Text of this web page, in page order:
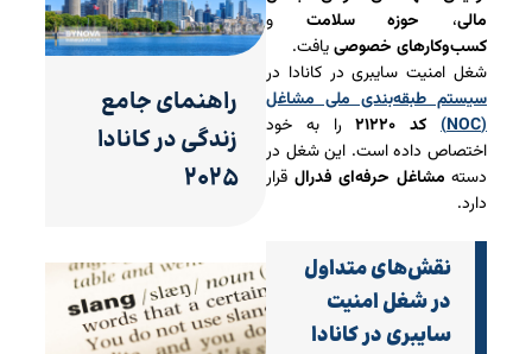
مالی، حوزه سلامت و
کسب‌وکارهای خصوصییافت.
شغل امنیت سایبری در کانادا در
سیستم طبقه‌بندی ملی مشاغل
(NOC)
کد ۲۱۲۲۰
را به خود
اختصاص داده است. این شغل در
دسته مشاغل حرفه‌ای فدرال قرار
دارد.
نقش‌های متداول
در شغل امنیت
سایبری در کانادا
راهنمای جامع
زندگی در کانادا
۲۰۲۵